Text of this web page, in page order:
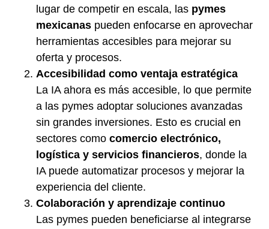
lugar de competir en escala, las pymes
mexicanas pueden enfocarse en aprovechar
herramientas accesibles para mejorar su
oferta y procesos.
Accesibilidad como ventaja estratégica
La IA ahora es más accesible, lo que permite
a las pymes adoptar soluciones avanzadas
sin grandes inversiones. Esto es crucial en
sectores como comercio electrónico,
logística y servicios financieros, donde la
IA puede automatizar procesos y mejorar la
experiencia del cliente.
Colaboración y aprendizaje continuo
Las pymes pueden beneficiarse al integrarse